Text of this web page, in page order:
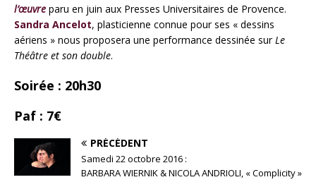
l’œuvre paru en juin aux Presses Universitaires de Provence.
Sandra Ancelot, plasticienne connue pour ses « dessins
aériens » nous proposera une performance dessinée sur Le
Théâtre et son double.
Soirée : 20h30
Paf : 7€
PRÉCÉDENT
Samedi 22 octobre 2016 :
BARBARA WIERNIK & NICOLA ANDRIOLI, « Complicity »